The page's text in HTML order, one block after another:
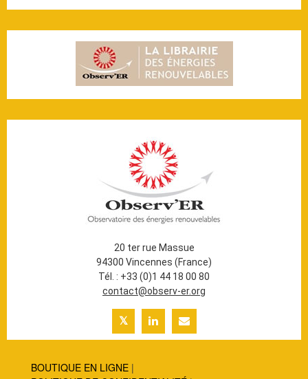
20 ter rue Massue
94300 Vincennes (France)
Tél. : +33 (0)1 44 18 00 80
contact@observ-er.org
BOUTIQUE EN LIGNE